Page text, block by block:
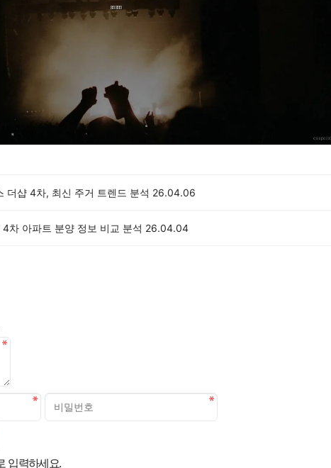
더샵 4차, 최신 주거 트렌드 분석 26.04.06
차 아파트 분양 정보 비교 분석 26.04.04
입력하세요.